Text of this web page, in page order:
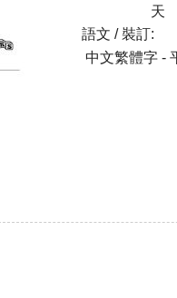
天
語文 / 裝訂:
中文繁體字 -